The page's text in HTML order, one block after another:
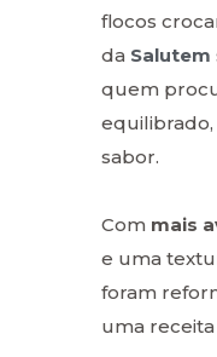
flocos
da Salutem
quem
sabor.
Com mais
e uma
foram
uma